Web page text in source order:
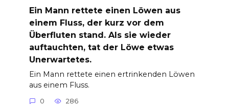
Ein Mann rettete einen Löwen aus
einem Fluss, der kurz vor dem
Überfluten stand. Als sie wieder
auftauchten, tat der Löwe etwas
Unerwartetes.
Ein Mann rettete einen ertrinkenden Löwen
aus einem Fluss.
0 286